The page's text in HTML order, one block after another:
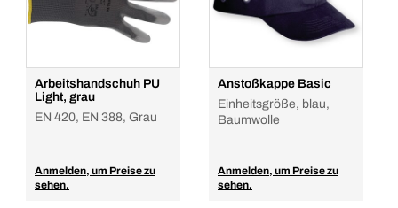
Arbeitshandschuh PU
Light, grau
EN 420, EN 388, Grau
Anmelden, um Preise zu
sehen.
Anstoßkappe Basic
Einheitsgröße, blau,
Baumwolle
Anmelden, um Preise zu
sehen.